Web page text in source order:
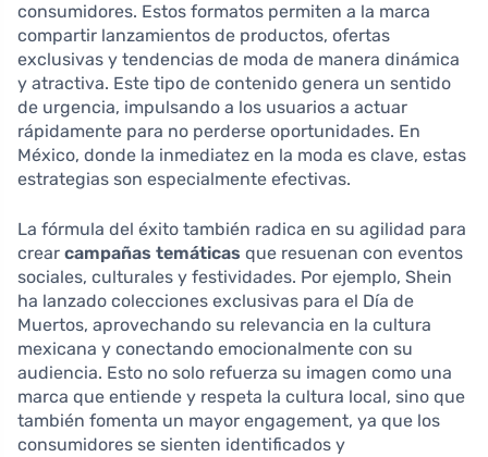
consumidores. Estos formatos permiten a la marca
compartir lanzamientos de productos, ofertas
exclusivas y tendencias de moda de manera dinámica
y atractiva. Este tipo de contenido genera un sentido
de urgencia, impulsando a los usuarios a actuar
rápidamente para no perderse oportunidades. En
México, donde la inmediatez en la moda es clave, estas
estrategias son especialmente efectivas.
La fórmula del éxito también radica en su agilidad para
crear campañas temáticas que resuenan con eventos
sociales, culturales y festividades. Por ejemplo, Shein
ha lanzado colecciones exclusivas para el Día de
Muertos, aprovechando su relevancia en la cultura
mexicana y conectando emocionalmente con su
audiencia. Esto no solo refuerza su imagen como una
marca que entiende y respeta la cultura local, sino que
también fomenta un mayor engagement, ya que los
consumidores se sienten identificados y